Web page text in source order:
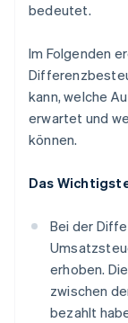
bedeutet.
Im Folgenden
kann, welche
erwartet und
können.
Das
Bei der
erhoben.
zwischen
bezahlt